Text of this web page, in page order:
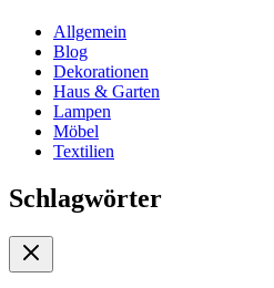
Allgemein
Blog
Dekorationen
Haus & Garten
Lampen
Möbel
Textilien
Schlagwörter